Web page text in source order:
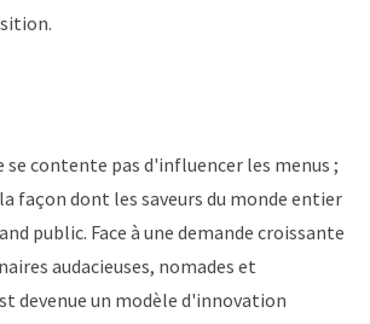
se contente pas d'influencer les menus ;
façon dont les saveurs du monde entier
public. Face à une demande croissante
audacieuses, nomades et
devenue un modèle d'innovation